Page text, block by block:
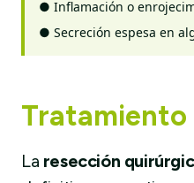
● Inflamación o
● Secreción espesa en
La resección